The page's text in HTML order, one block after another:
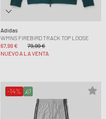
Adidas
WMNS FIREBIRD TRACK TOP LOOSE
67,99 €
79,99 €
NUEVO A LA VENTA
-14%